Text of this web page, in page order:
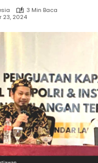
3 Min Baca
23, 2024